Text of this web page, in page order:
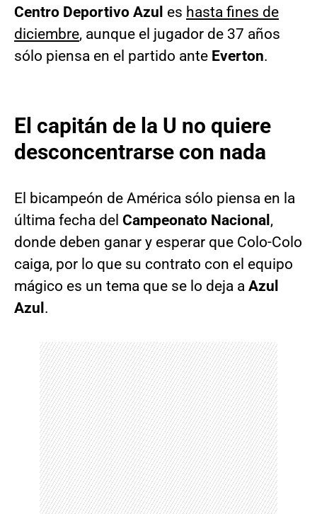
Centro Deportivo Azul es hasta fines de
diciembre, aunque el jugador de 37 años
sólo piensa en el partido ante Everton.
El capitán de la U no quiere
desconcentrarse con nada
El bicampeón de América sólo piensa en la
última fecha del Campeonato Nacional ,
donde deben ganar y esperar que Colo-Colo
caiga, por lo que su contrato con el equipo
mágico es un tema que se lo deja a Azul
Azul .